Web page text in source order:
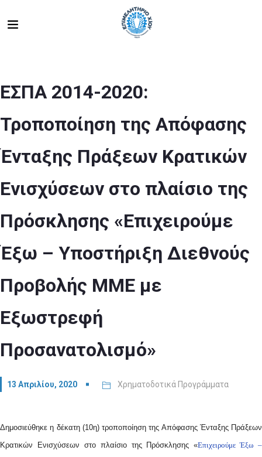
ΕΣΠΑ 2014-2020:
Τροποποίηση της Απόφασης
Ένταξης Πράξεων Κρατικών
Ενισχύσεων στο πλαίσιο της
Πρόσκλησης «Επιχειρούμε
Έξω – Υποστήριξη Διεθνούς
Προβολής ΜΜΕ με
Εξωστρεφή
Προσανατολισμό»
13 Απριλίου, 2020 Χρηματοδοτικά Προγράμματα
Δημοσιεύθηκε η δέκατη (10η) τροποποίηση της Απόφασης Ένταξης Πράξεων
Κρατικών Ενισχύσεων στο πλαίσιο της Πρόσκλησης «Επιχειρούμε Έξω –